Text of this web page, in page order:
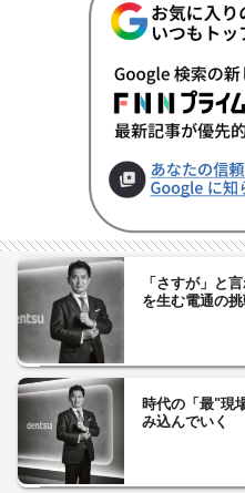
「さすが」と
を生む電通の
時代の「最"現
み込んでいく